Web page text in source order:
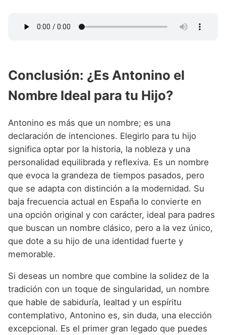
Conclusión: ¿Es Antonino el
Nombre Ideal para tu Hijo?
Antonino es más que un nombre; es una
declaración de intenciones. Elegirlo para tu hijo
significa optar por la historia, la nobleza y una
personalidad equilibrada y reflexiva. Es un nombre
que evoca la grandeza de tiempos pasados, pero
que se adapta con distinción a la modernidad. Su
baja frecuencia actual en España lo convierte en
una opción original y con carácter, ideal para padres
que buscan un nombre clásico, pero a la vez único,
que dote a su hijo de una identidad fuerte y
memorable.
Si deseas un nombre que combine la solidez de la
tradición con un toque de singularidad, un nombre
que hable de sabiduría, lealtad y un espíritu
contemplativo, Antonino es, sin duda, una elección
excepcional. Es el primer gran legado que puedes